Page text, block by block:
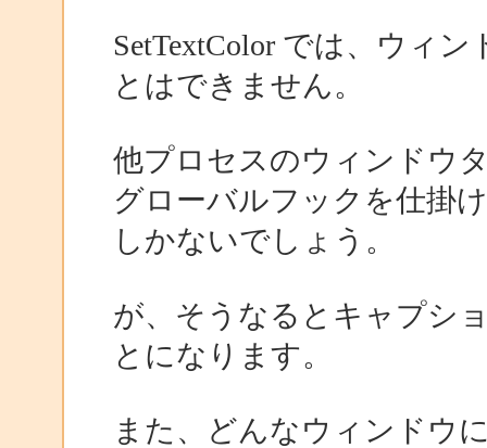
SetTextColor では、ウィ
とはできません。
他プロセスのウィンドウ
グローバルフックを仕掛
しかないでしょう。
が、そうなるとキャプシ
とになります。
また、どんなウィンドウ